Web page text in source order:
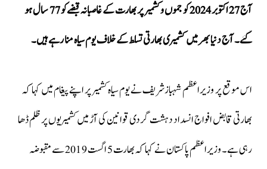
آج 27 اکتوبر 2024 کو جموں و کشمیر پر بھارت کے غاصبانہ قبضےکو 77 سال ہو
گئے۔ آج دنیا بھر میں کشمیری بھارتی تسلط کے خلاف یوم سیاہ منا رہے ہیں۔
اس موقع پر وزیراعظم شہبازشریف نے یوم سیاہ کشمیر پر اپنے پیغام میں کہا کہ
بھارتی قابض افواج انسداد دہشت گردی قوانین کی آڑ میں کشمیریوں پر ظلم ڈھا
رہی ہے۔ وزیراعظم پاکستان نے کہا کہ بھارت 5 اگست 2019 سے مقبوضہ